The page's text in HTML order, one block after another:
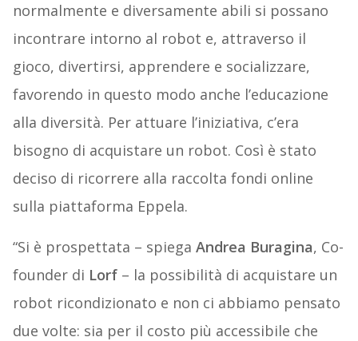
normalmente e diversamente abili si possano
incontrare intorno al robot e, attraverso il
gioco, divertirsi, apprendere e socializzare,
favorendo in questo modo anche l’educazione
alla diversità. Per attuare l’iniziativa, c’era
bisogno di acquistare un robot. Così è stato
deciso di ricorrere alla raccolta fondi online
sulla piattaforma Eppela.
“Si è prospettata – spiega Andrea Buragina, Co-
founder di Lorf – la possibilità di acquistare un
robot ricondizionato e non ci abbiamo pensato
due volte: sia per il costo più accessibile che